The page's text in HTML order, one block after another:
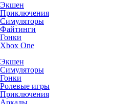
Экшен
Приключения
Симуляторы
Файтинги
Гонки
Xbox One
Экшен
Симуляторы
Гонки
Ролевые игры
Приключения
Аркады